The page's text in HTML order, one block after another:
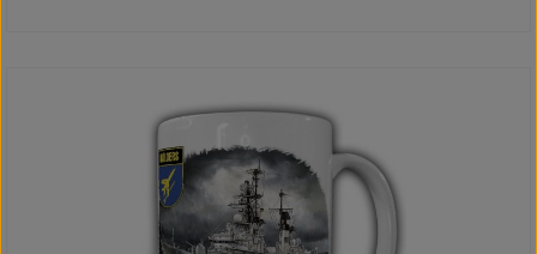
In den Warenkorb